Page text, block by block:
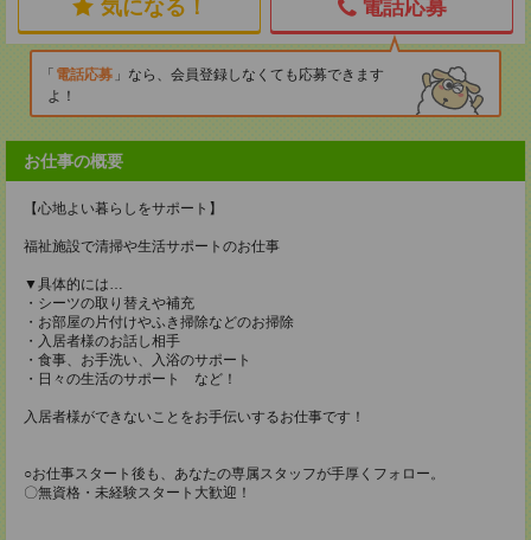
気になる！ 電話応募
電話応募
なら、会員登録しなくても応募できます
よ！
お仕事の概要
【心地よい暮らしをサポート】
福祉施設で清掃や生活サポートのお仕事
▼具体的には…
・シーツの取り替えや補充
・お部屋の片付けやふき掃除などのお掃除
・入居者様のお話し相手
・食事、お手洗い、入浴のサポート
・日々の生活のサポート など！
入居者様ができないことをお手伝いするお仕事です！
○お仕事スタート後も、あなたの専属スタッフが手厚くフォロー。
〇無資格・未経験スタート大歓迎！